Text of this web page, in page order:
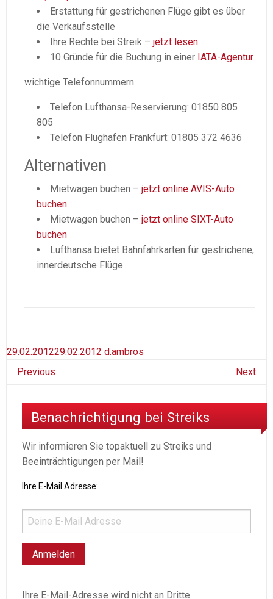
Erstattung für gestrichenen Flüge gibt es über
die Verkaufsstelle
Ihre Rechte bei Streik – jetzt lesen
10 Gründe für die Buchung in einer IATA-Agentur
wichtige Telefonnummern
Telefon Lufthansa-Reservierung: 01850 805
805
Telefon Flughafen Frankfurt: 01805 372 4636
Alternativen
Mietwagen buchen – jetzt online AVIS-Auto
buchen
Mietwagen buchen – jetzt online SIXT-Auto
buchen
Lufthansa bietet Bahnfahrkarten für gestrichene,
innerdeutsche Flüge
29.02.201229.02.2012 d.ambros
Previous
Next
Benachrichtigung bei Streiks
Wir informieren Sie topaktuell zu Streiks und
Beeinträchtigungen per Mail!
Ihre E-Mail Adresse:
Ihre E-Mail-Adresse wird nicht an Dritte